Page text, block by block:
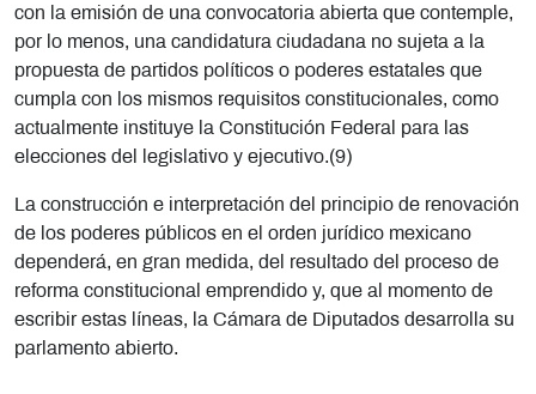
con la emisión de una convocatoria abierta que contemple,
por lo menos, una candidatura ciudadana no sujeta a la
propuesta de partidos políticos o poderes estatales que
cumpla con los mismos requisitos constitucionales, como
actualmente instituye la Constitución Federal para las
elecciones del legislativo y ejecutivo.(9)
La construcción e interpretación del principio de renovación
de los poderes públicos en el orden jurídico mexicano
dependerá, en gran medida, del resultado del proceso de
reforma constitucional emprendido y, que al momento de
escribir estas líneas, la Cámara de Diputados desarrolla su
parlamento abierto.